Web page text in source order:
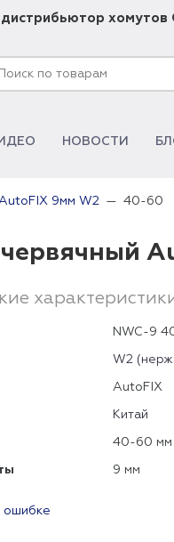
хомутов
НОВОСТИ
9мм W2 40-60
NWC-9
W2
AutoFIX
Китай
40-60 мм
9 мм
ошибке